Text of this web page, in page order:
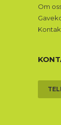
Om